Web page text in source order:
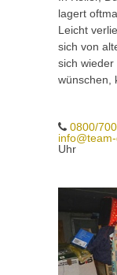
lagert
Leicht
sich von
sich
wünschen,
0800/
Uhr